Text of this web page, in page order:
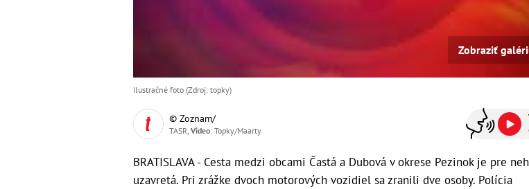
Zobraziť
Ilustračné foto (Zdroj: topky)
© Zoznam/
TASR, Video: Topky/Maarty
BRATISLAVA - Cesta medzi obcami Častá a Dubová v okrese Pezinok je pre
uzavretá. Pri zrážke dvoch motorových vozidiel sa zranili dve osoby. Polícia